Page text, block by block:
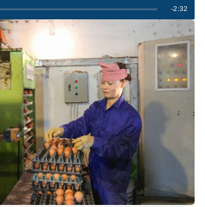
Remaining
-2:32